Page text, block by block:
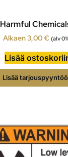
Harmful
Alkaen3,00€ (alv
Lisää
Lisää